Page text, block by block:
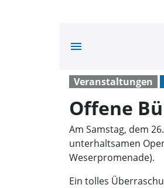
menu
Veranstaltungen
Offene
Am Samstag, dem
unterhaltsamen
Weserpromenade).
Ein tolles